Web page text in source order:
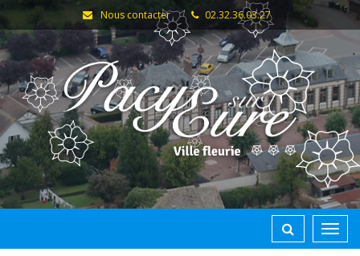
Gestion des traceurs
Nous contacter 02.32.36.03.27